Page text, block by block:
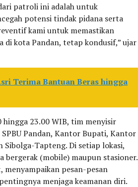
patroli ini adalah untuk
potensi tindak pidana serta
kami untuk memastikan
di kota Pandan, tetap kondusif,” ujar
Terima Bantuan Beras hingga
23.00 WIB, tim menyisir
Pandan, Kantor Bupati, Kantor
Sibolga-Tapteng. Di setiap lokasi,
bergerak (mobile) maupun stasioner.
menyampaikan pesan-pesan
menjaga keamanan diri.